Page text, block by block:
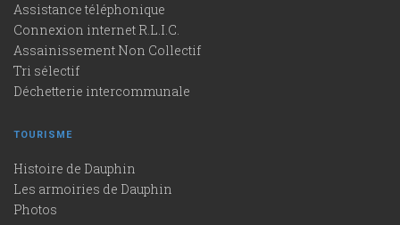
Assistance téléphonique
Connexion internet R.L.I.C.
Assainissement Non Collectif
Tri sélectif
Déchetterie intercommunale
TOURISME
Histoire de Dauphin
Les armoiries de Dauphin
Photos